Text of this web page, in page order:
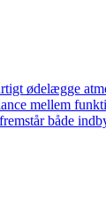
ødelægge
mellem
både